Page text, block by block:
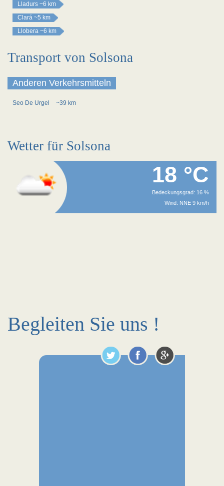
Lladurs ~6 km
Clará ~5 km
Llobera ~6 km
Transport von Solsona
Anderen Verkehrsmitteln
Seo De Urgel ~39 km
Wetter für Solsona
18 °C
Bedeckungsgrad: 16 %
Wind: NNE 9 km/h
Begleiten Sie uns !